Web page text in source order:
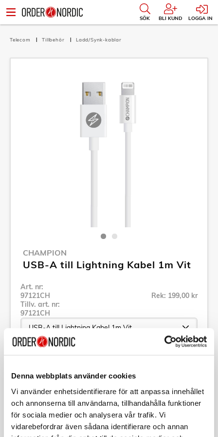
Denna webbplats använder cookies
Vi använder enhetsidentifierare för att anpassa innehållet
och annonserna till användarna, tillhandahålla funktioner
för sociala medier och analysera vår trafik. Vi
vidarebefordrar även sådana identifierare och annan
SÖK BLI KUND LOGGA IN
Telecom Tillbehör Ladd/Synk-kablar
CHAMPION
USB-A till Lightning Kabel 1m Vit
Art. nr:
97121CH
Tillv. art. nr:
97121CH
Rek: 199,00 kr
Specifikation
Beskrivning